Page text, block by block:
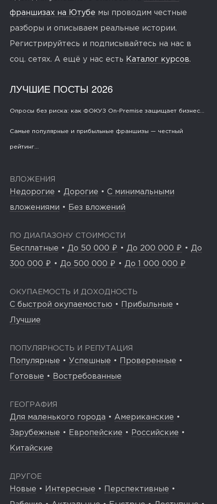
франшизах на Ютубе мы проводим честные
разборы и описываем реальные истории.
Регистрируйтесь и подписывайтесь на нас в
соц. сетях. А ещё у нас есть Каталог курсов.
ЛУЧШИЕ ПОСТЫ 2026
Опросы без риска: как ФОКУЗ On-Premise защищает бизнес...
Самые популярные и прибыльные франшизы — честный
рейтинг...
ВЛОЖЕНИЯ
Недорогие • Дорогие • С минимальными
вложениями • Без вложений
ПО ДИАПАЗОНУ СТОИМОСТИ
Бесплатные • До 50 000 ₽ • До 200 000 ₽ • До
300 000 ₽ • До 500 000 ₽ • До 1 000 000 ₽
ОКУПАЕМОСТЬ И ДОХОДНОСТЬ
С быстрой окупаемостью • Прибыльные •
Лучшие
ПОПУЛЯРНОСТЬ И РЕПУТАЦИЯ
Популярные • Успешные • Проверенные •
Готовые • Востребованные
ГЕОГРАФИЯ
Для маленького города • Американские •
Зарубежные • Европейские • Российские •
Китайские
ДРУГОЕ
Новые • Интересные • Перспективные •